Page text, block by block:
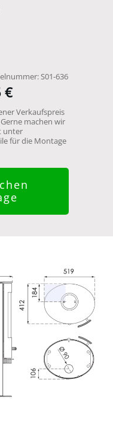
S01-636
€
Verkaufspreis
Gerne machen wir
unter
für die Montage